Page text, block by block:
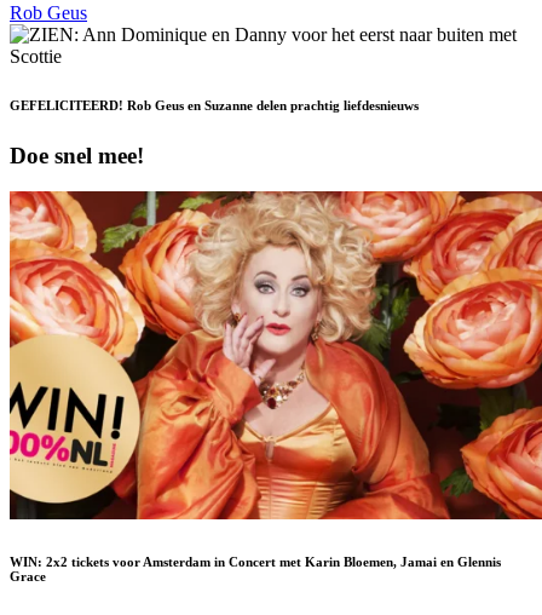
Rob Geus
GEFELICITEERD! Rob Geus en Suzanne delen prachtig liefdesnieuws
Doe snel mee!
WIN: 2x2 tickets voor Amsterdam in Concert met Karin Bloemen, Jamai en Glennis
Grace